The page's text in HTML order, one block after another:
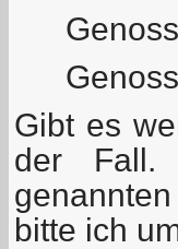
Gibt es
der Fall.
bitte ich